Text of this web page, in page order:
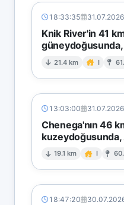
18:33:35 31.07.2026
Knik River'in 41
21.4 km I
13:03:00 31.07.2026
Chenega'nın 46
kuzeydoğusunda,
19.1 km I
18:47:20